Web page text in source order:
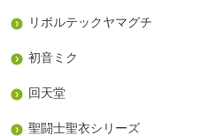
リボルテックヤマグチ
初音ミク
回天堂
聖闘士聖衣シリーズ